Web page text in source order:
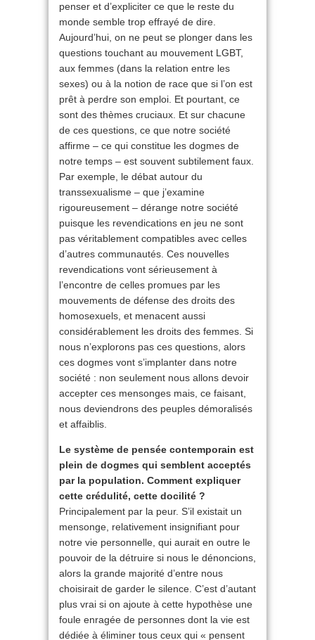
penser et d’expliciter ce que le reste du
monde semble trop effrayé de dire.
Aujourd’hui, on ne peut se plonger dans les
questions touchant au mouvement LGBT,
aux femmes (dans la relation entre les
sexes) ou à la notion de race que si l’on est
prêt à perdre son emploi. Et pourtant, ce
sont des thèmes cruciaux. Et sur chacune
de ces questions, ce que notre société
affirme – ce qui constitue les dogmes de
notre temps – est souvent subtilement faux.
Par exemple, le débat autour du
transsexualisme – que j’examine
rigoureusement – dérange notre société
puisque les revendications en jeu ne sont
pas véritablement compatibles avec celles
d’autres communautés. Ces nouvelles
revendications vont sérieusement à
l’encontre de celles promues par les
mouvements de défense des droits des
homosexuels, et menacent aussi
considérablement les droits des femmes. Si
nous n’explorons pas ces questions, alors
ces dogmes vont s’implanter dans notre
société : non seulement nous allons devoir
accepter ces mensonges mais, ce faisant,
nous deviendrons des peuples démoralisés
et affaiblis.
Le système de pensée contemporain est
plein de dogmes qui semblent acceptés
par la population. Comment expliquer
cette crédulité, cette docilité ?
Principalement par la peur. S’il existait un
mensonge, relativement insignifiant pour
notre vie personnelle, qui aurait en outre le
pouvoir de la détruire si nous le dénoncions,
alors la grande majorité d’entre nous
choisirait de garder le silence. C’est d’autant
plus vrai si on ajoute à cette hypothèse une
foule enragée de personnes dont la vie est
dédiée à éliminer tous ceux qui « pensent